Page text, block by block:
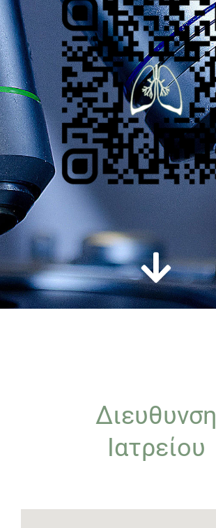
Διευθυνση
Ιατρείου